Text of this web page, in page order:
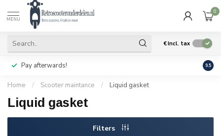
MENU
0
€Incl. tax
Pay afterwards! Geen
9.5
Home / Scooter maintance / Liquid gasket
Liquid gasket
Filters